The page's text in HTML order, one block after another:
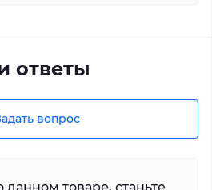
ответы
вопрос